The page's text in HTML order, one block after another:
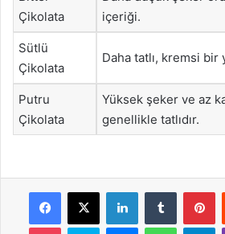
Çikolata
içeriği.
Sütlü
Çikolata
Daha tatlı, kremsi bir
Putru
Çikolata
Yüksek şeker ve az
genellikle tatlıdır.
Facebook
X LinkedInTumblr
Pocket Skype Messenger